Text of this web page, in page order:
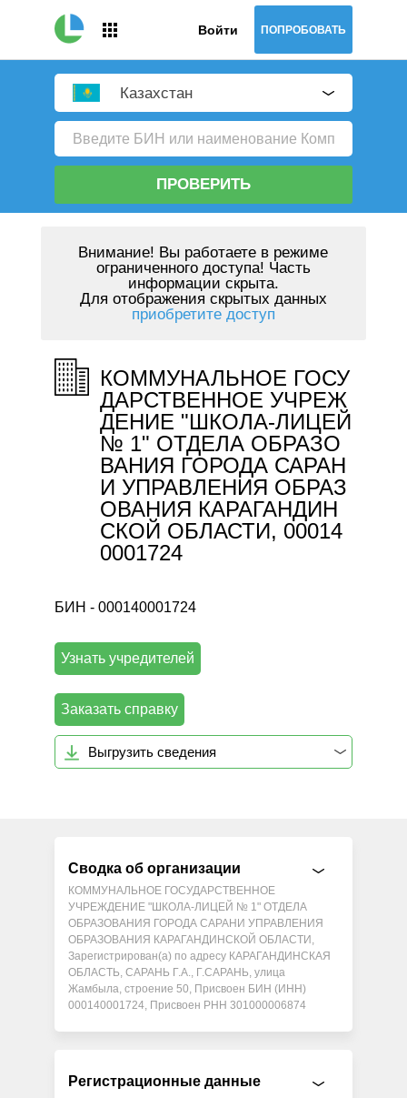
Войти ПОПРОБОВАТЬ
Казахстан
ПРОВЕРИТЬ
Внимание! Вы работаете в режиме
ограниченного доступа! Часть
информации скрыта.
Для отображения скрытых данных
приобретите доступ
КОММУНАЛЬНОЕ ГОСУ
ДАРСТВЕННОЕ УЧРЕЖ
ДЕНИЕ "ШКОЛА-ЛИЦЕЙ
№ 1" ОТДЕЛА ОБРАЗО
ВАНИЯ ГОРОДА САРАН
И УПРАВЛЕНИЯ ОБРАЗ
ОВАНИЯ КАРАГАНДИН
СКОЙ ОБЛАСТИ, 00014
0001724
БИН - 000140001724
Узнать учредителей
Заказать справку
Выгрузить сведения
Сводка об организации
КОММУНАЛЬНОЕ ГОСУДАРСТВЕННОЕ
УЧРЕЖДЕНИЕ "ШКОЛА-ЛИЦЕЙ № 1" ОТДЕЛА
ОБРАЗОВАНИЯ ГОРОДА САРАНИ УПРАВЛЕНИЯ
ОБРАЗОВАНИЯ КАРАГАНДИНСКОЙ ОБЛАСТИ,
Зарегистрирован(а) по адресу КАРАГАНДИНСКАЯ
ОБЛАСТЬ, САРАНЬ Г.А., Г.САРАНЬ, улица
Жамбыла, строение 50, Присвоен БИН (ИНН)
000140001724, Присвоен РНН 301000006874
Регистрационные данные